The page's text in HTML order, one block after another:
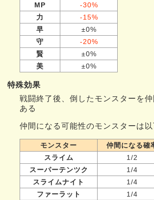
MP
-30%
力
-15%
早
±0%
守
-20%
賢
±0%
美
±0%
特殊効果
戦闘終了後、倒したモンスターを
ある
仲間になる可能性のモンスターは以
モンスター
仲間になる確
スライム
1/2
スーパーテンツク
1/4
スライムナイト
1/4
ファーラット
1/4